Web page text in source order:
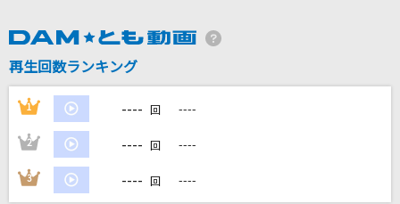
ツユ
カラオケ最新情報をチェック！
再生回数ランキング
1 ---- 回 ----
2 ---- 回 ----
3 ---- 回 ----